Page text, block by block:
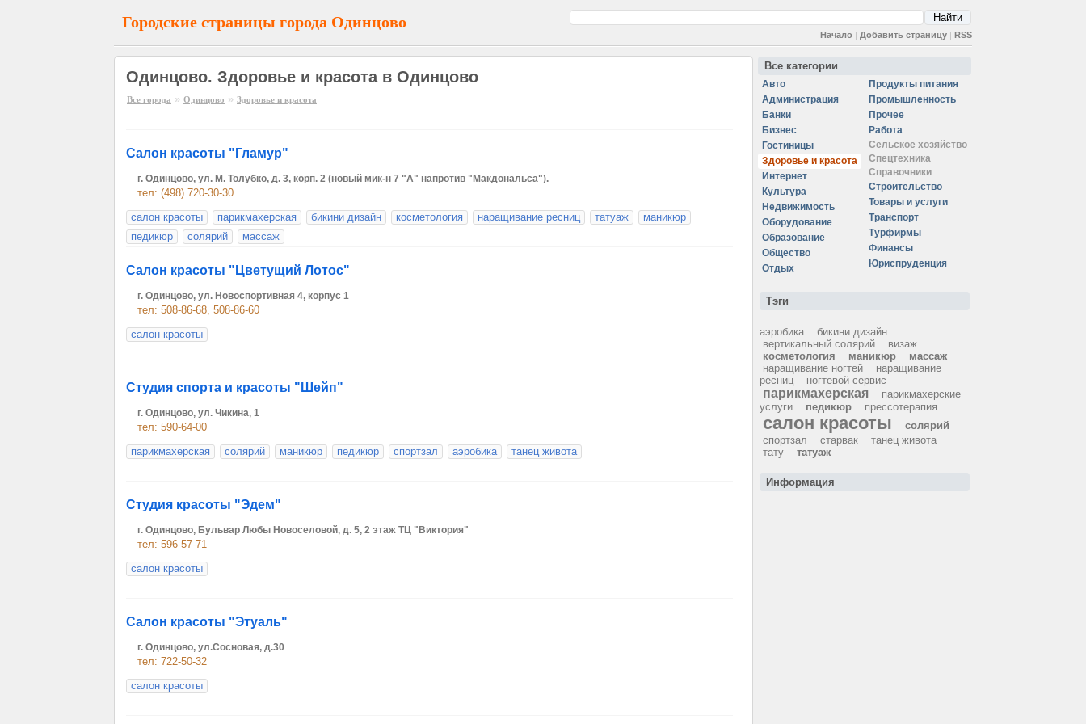
Городские страницы города Одинцово
Начало | Добавить страницу | RSS
Одинцово. Здоровье и красота в Одинцово
Все города » Одинцово » Здоровье и красота
Салон красоты "Гламур"
г. Одинцово, ул. М. Толубко, д. 3, корп. 2 (новый мик-н 7 "А" напротив "Макдональса").
тел: (498) 720-30-30
салон красоты
парикмахерская бикини дизайн косметология наращивание ресниц татуаж
маникюр
педикюр
солярий массаж
Салон красоты "Цветущий Лотос"
г. Одинцово, ул. Новоспортивная 4, корпус 1
тел: 508-86-68, 508-86-60
салон красоты
Студия спорта и красоты "Шейп"
г. Одинцово, ул. Чикина, 1
тел: 590-64-00
парикмахерская
солярий маникюр педикюр спортзал аэробика танец живота
Студия красоты "Эдем"
г. Одинцово, Бульвар Любы Новоселовой, д. 5, 2 этаж ТЦ "Виктория"
тел: 596-57-71
салон красоты
Салон красоты "Этуаль"
г. Одинцово, ул.Сосновая, д.30
тел: 722-50-32
салон красоты
Все категории
Авто
Администрация
Банки
Бизнес
Гостиницы
Здоровье и красота
Интернет
Культура
Недвижимость
Оборудование
Образование
Общество
Отдых
Продукты питания
Промышленность
Прочее
Работа
Сельское хозяйство
Спецтехника
Справочники
Строительство
Товары и услуги
Транспорт
Турфирмы
Финансы
Юриспруденция
Тэги
аэробика
бикини дизайн
вертикальный солярий
визаж
косметология
маникюр
массаж
наращивание ногтей
наращивание
ресниц
ногтевой сервис
парикмахерская
парикмахерские
услуги
педикюр прессотерапия
салон красоты
солярий
спортзал
старвак
танец живота
тату
татуаж
Информация